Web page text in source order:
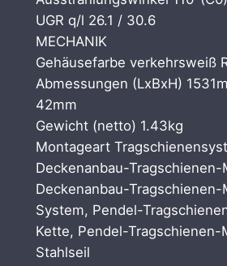
UGR q/l 26.1 / 30.6
MECHANIK
Gehäusefarbe verkehrsweiß
Abmessungen (LxBxH)
42mm
Gewicht (netto) 1.43kg
Montageart
Deckenanbau-Tragschienen-
Deckenanbau-
System, Pendel-
Kette, Pendel-Tragschienen-
Stahlseil